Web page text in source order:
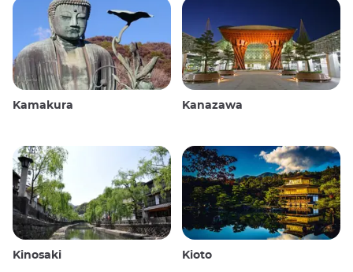
Kamakura Kanazawa
Kinosaki Kioto